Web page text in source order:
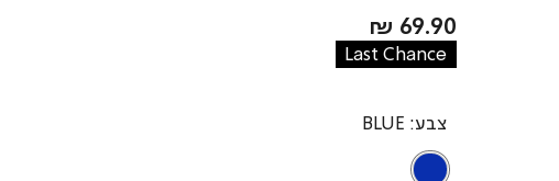
מחיר
מוצר
69.90 ₪
Last Chance
צבע BLUE
BLUE